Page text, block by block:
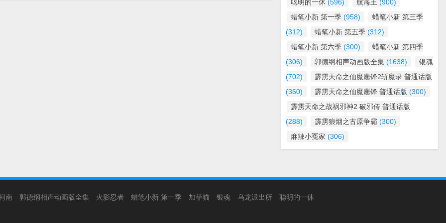
聪明的一休 (596) 航海王 (900)
蜡笔小新 第一季 (958)
蜡笔小新 第三季
(312)
蜡笔小新 第五季 (312)
蜡笔小新 第六季 (300)
蜡笔小新 第四季
(306)
郭德纲相声动画版全集 (1638)
银魂
(702)
霹雳天命之仙魔鏖锋2斩魔录 普通话版
(360)
霹雳天命之仙魔鏖锋 普通话版 (300)
霹雳天命之战祸邪神2 破邪传 普通话版
(288)
霹雳狼烟之古原争霸 (300)
麻辣小冤家 (306)
南 郭德纲相声动画版全集 火影忍者 蜡笔小新 第一季 加菲猫 银魂 乌龙派出所 聪明的一休